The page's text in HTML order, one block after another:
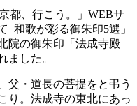
都、行こう。」WEBサ
和歌が彩る御朱印5選」
院の御朱印「法成寺殿
ました。
・道長の菩提をと弔う
り。法成寺の東北にあっ